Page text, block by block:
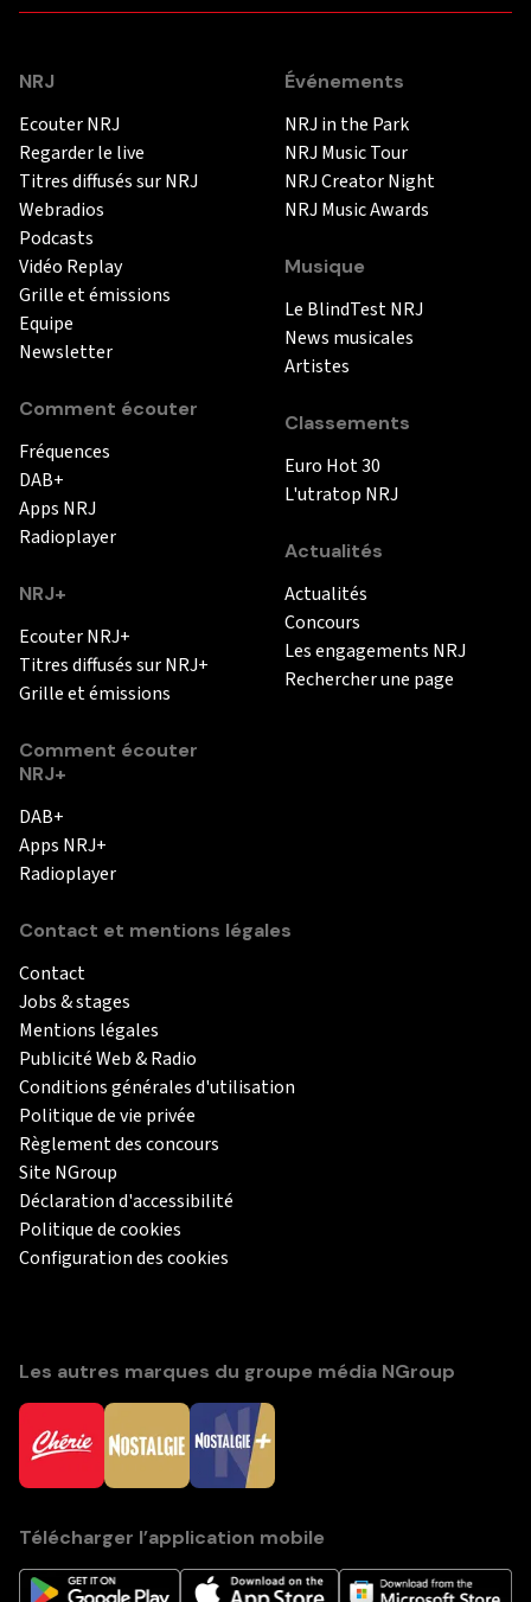
NRJ
Ecouter NRJ
Regarder le live
Titres diffusés sur NRJ
Webradios
Podcasts
Vidéo Replay
Grille et émissions
Equipe
Newsletter
Comment écouter
Fréquences
DAB+
Apps NRJ
Radioplayer
NRJ+
Ecouter NRJ+
Titres diffusés sur NRJ+
Grille et émissions
Comment écouter
NRJ+
DAB+
Apps NRJ+
Radioplayer
Événements
NRJ in the Park
NRJ Music Tour
NRJ Creator Night
NRJ Music Awards
Musique
Le BlindTest NRJ
News musicales
Artistes
Classements
Euro Hot 30
L'utratop NRJ
Actualités
Actualités
Concours
Les engagements NRJ
Rechercher une page
Contact et mentions légales
Contact
Jobs & stages
Mentions légales
Publicité Web & Radio
Conditions générales d'utilisation
Politique de vie privée
Règlement des concours
Site NGroup
Déclaration d'accessibilité
Politique de cookies
Configuration des cookies
Les autres marques du groupe média NGroup
Télécharger l’application mobile